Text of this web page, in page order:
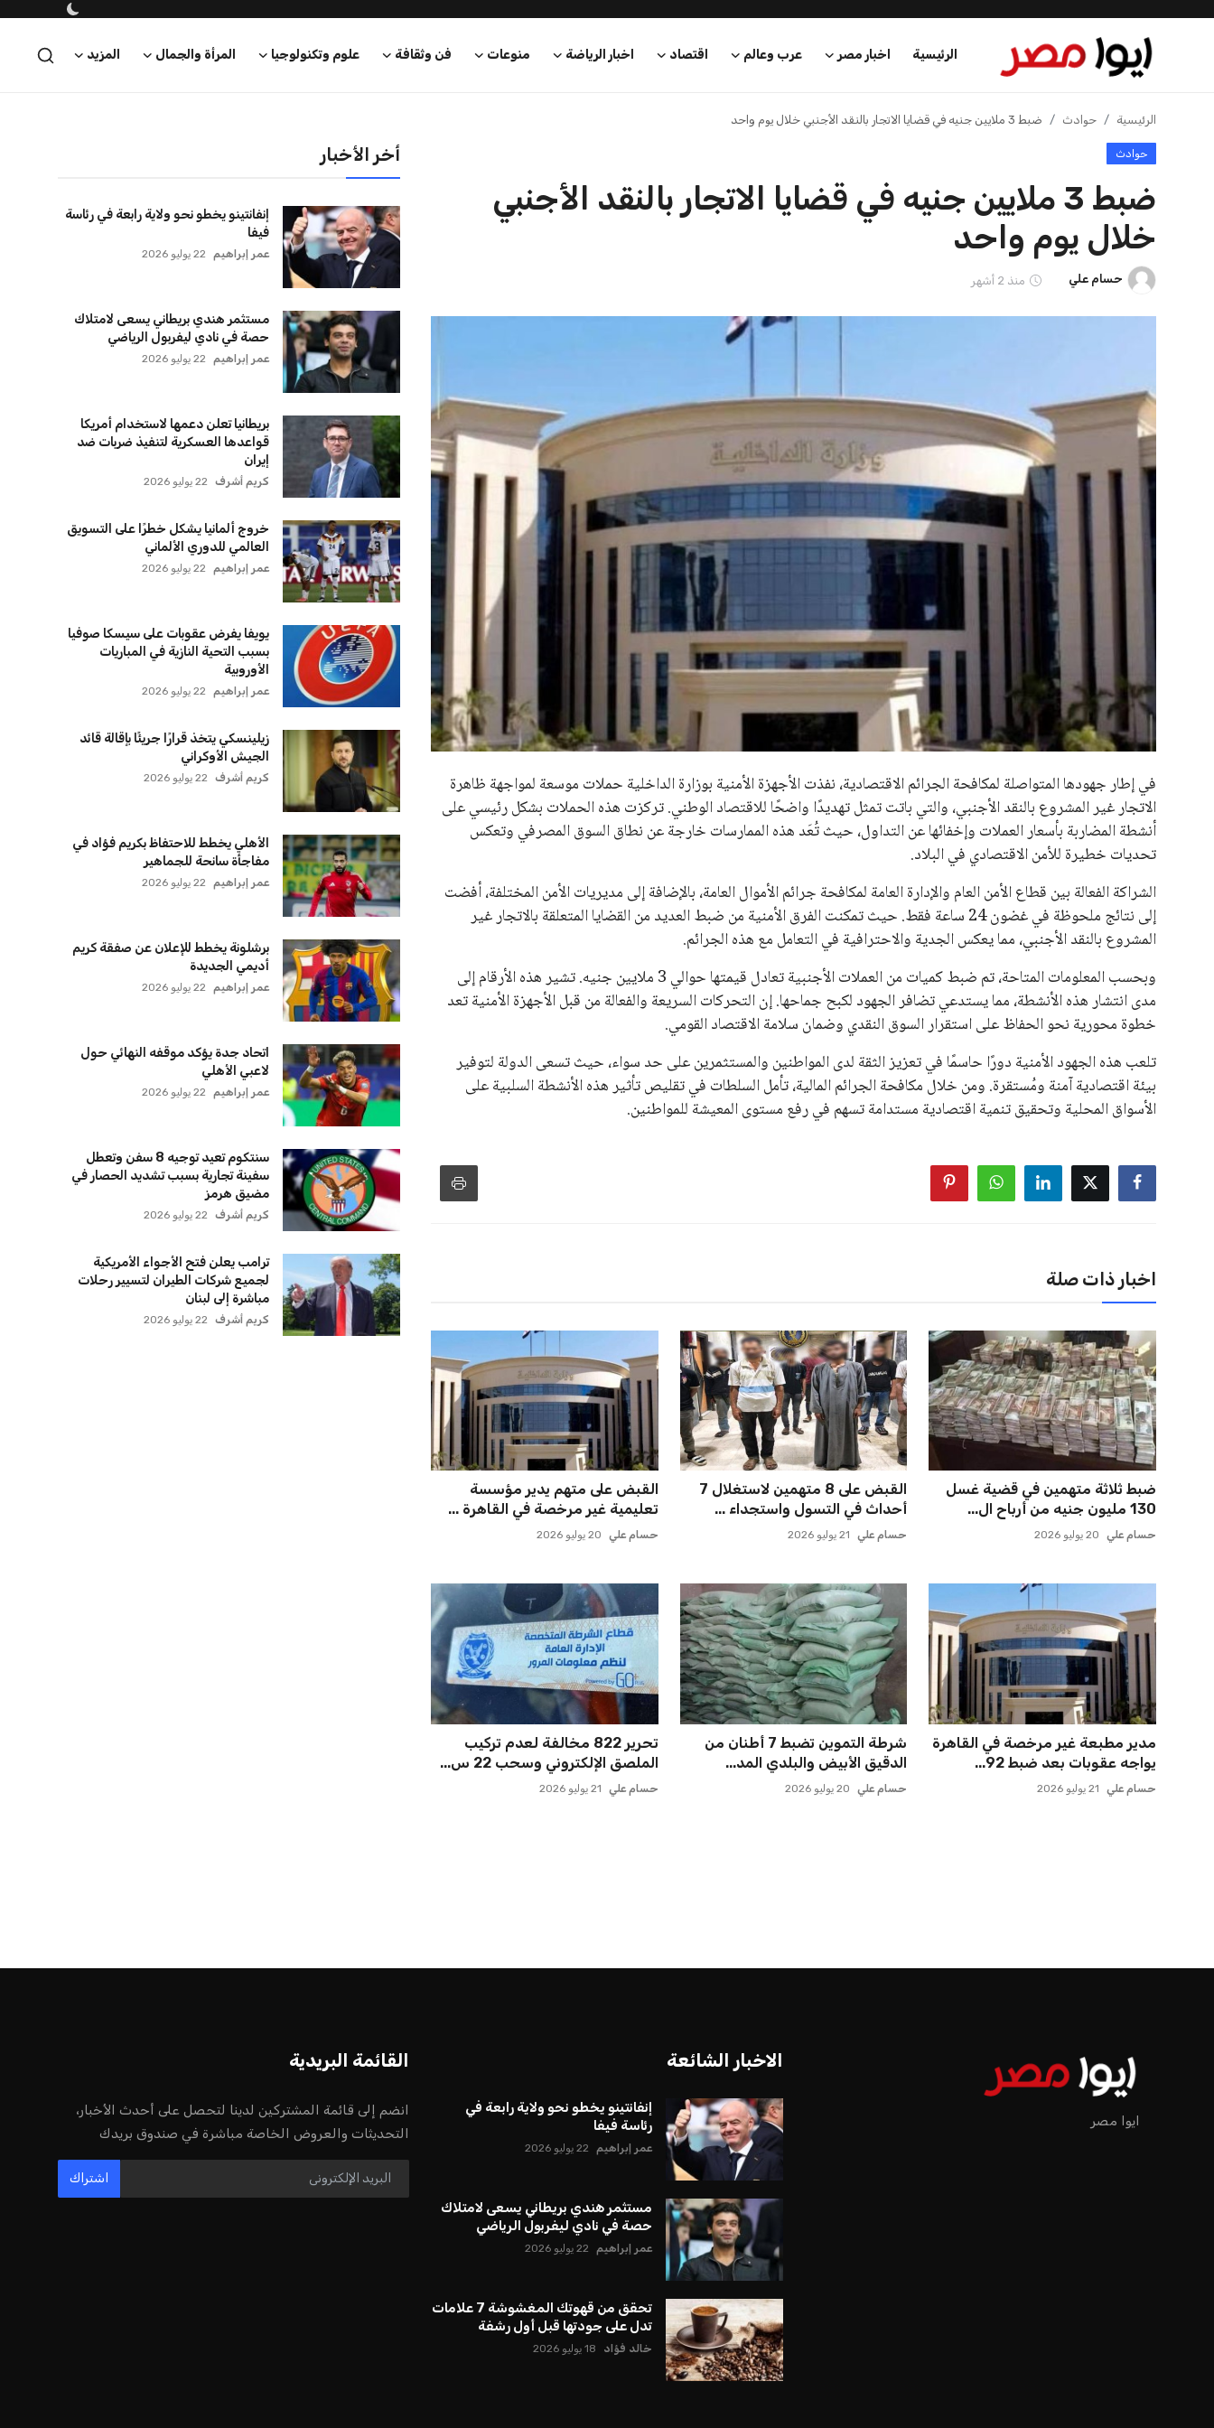
الرئيسية اخبار مصر عرب وعالم اقتصاد اخبار الرياضة منوعات فن وثقافة علوم وتكنولوجيا المرأة والجمال المزيد
الرئيسية
اخبار مصر
عرب وعالم
اخبار الرياضة
علوم وتكنولوجيا
المرأة والجمال
الرئيسية حوادث ضبط 3 ملايين جنيه في قضايا الاتجار بالنقد الأجنبي خلال يوم واحد
حوادث
ضبط 3 ملايين جنيه في قضايا الاتجار بالنقد الأجنبي
خلال يوم واحد
حسام علي منذ 2 أشهر
في إطار جهودها المتواصلة لمكافحة الجرائم الاقتصادية، نفذت الأجهزة الأمنية بوزارة الداخلية حملات موسعة لمواجهة ظاهرة
الاتجار غير المشروع بالنقد الأجنبي، والتي باتت تمثل تهديدًا واضحًا للاقتصاد الوطني. تركزت هذه الحملات بشكل رئيسي على
أنشطة المضاربة بأسعار العملات وإخفائها عن التداول، حيث تُعَد هذه الممارسات خارجة عن نطاق السوق المصرفي وتعكس
تحديات خطيرة للأمن الاقتصادي في البلاد.
الشراكة الفعالة بين قطاع الأمن العام والإدارة العامة لمكافحة جرائم الأموال العامة، بالإضافة إلى مديريات الأمن المختلفة، أفضت
إلى نتائج ملحوظة في غضون 24 ساعة فقط. حيث تمكنت الفرق الأمنية من ضبط العديد من القضايا المتعلقة بالاتجار غير
المشروع بالنقد الأجنبي، مما يعكس الجدية والاحترافية في التعامل مع هذه الجرائم.
وبحسب المعلومات المتاحة، تم ضبط كميات من العملات الأجنبية تعادل قيمتها حوالي 3 ملايين جنيه. تشير هذه الأرقام إلى
مدى انتشار هذه الأنشطة، مما يستدعي تضافر الجهود لكبح جماحها. إن التحركات السريعة والفعالة من قبل الأجهزة الأمنية تعد
خطوة محورية نحو الحفاظ على استقرار السوق النقدي وضمان سلامة الاقتصاد القومي.
تلعب هذه الجهود الأمنية دورًا حاسمًا في تعزيز الثقة لدى المواطنين والمستثمرين على حد سواء، حيث تسعى الدولة لتوفير
بيئة اقتصادية آمنة ومُستقرة. ومن خلال مكافحة الجرائم المالية، تأمل السلطات في تقليص تأثير هذه الأنشطة السلبية على
الأسواق المحلية وتحقيق تنمية اقتصادية مستدامة تسهم في رفع مستوى المعيشة للمواطنين.
اخبار ذات صلة
ضبط ثلاثة متهمين في قضية غسل
130 مليون جنيه من أرباح ال...
حسام علي 20 يوليو 2026
القبض على 8 متهمين لاستغلال 7
أحداث في التسول واستجداء ...
حسام علي 21 يوليو 2026
القبض على متهم يدير مؤسسة
تعليمية غير مرخصة في القاهرة ...
حسام علي 20 يوليو 2026
مدير مطبعة غير مرخصة في القاهرة
يواجه عقوبات بعد ضبط 92...
حسام علي 21 يوليو 2026
شرطة التموين تضبط 7 أطنان من
الدقيق الأبيض والبلدي المد...
حسام علي 20 يوليو 2026
تحرير 822 مخالفة لعدم تركيب
الملصق الإلكتروني وسحب 22 س...
حسام علي 21 يوليو 2026
أخر الأخبار
إنفانتينو يخطو نحو ولاية رابعة في رئاسة
فيفا
عمر إبراهيم 22 يوليو 2026
مستثمر هندي بريطاني يسعى لامتلاك
حصة في نادي ليفربول الرياضي
عمر إبراهيم 22 يوليو 2026
بريطانيا تعلن دعمها لاستخدام أمريكا
قواعدها العسكرية لتنفيذ ضربات ضد
إيران
كريم أشرف 22 يوليو 2026
خروج ألمانيا يشكل خطرًا على التسويق
العالمي للدوري الألماني
عمر إبراهيم 22 يوليو 2026
يويفا يفرض عقوبات على سيسكا صوفيا
بسبب التحية النازية في المباريات
الأوروبية
عمر إبراهيم 22 يوليو 2026
زيلينسكي يتخذ قرارًا جريئًا بإقالة قائد
الجيش الأوكراني
كريم أشرف 22 يوليو 2026
الأهلي يخطط للاحتفاظ بكريم فؤاد في
مفاجأة سانحة للجماهير
عمر إبراهيم 22 يوليو 2026
برشلونة يخطط للإعلان عن صفقة كريم
أديمي الجديدة
عمر إبراهيم 22 يوليو 2026
اتحاد جدة يؤكد موقفه النهائي حول
لاعبي الأهلي
عمر إبراهيم 22 يوليو 2026
سنتكوم تعيد توجيه 8 سفن وتعطل
سفينة تجارية بسبب تشديد الحصار في
مضيق هرمز
كريم أشرف 22 يوليو 2026
ترامب يعلن فتح الأجواء الأمريكية
لجميع شركات الطيران لتسيير رحلات
مباشرة إلى لبنان
كريم أشرف 22 يوليو 2026
إنفانتينو يخطو نحو ولاية رابعة في رئاسة فيفا
عمر إبراهيم
عمر إبراهيم 22 يوليو 2026
مستثمر هندي بريطاني يسعى لامتلاك
حصة في نادي ليفربول الرياضي